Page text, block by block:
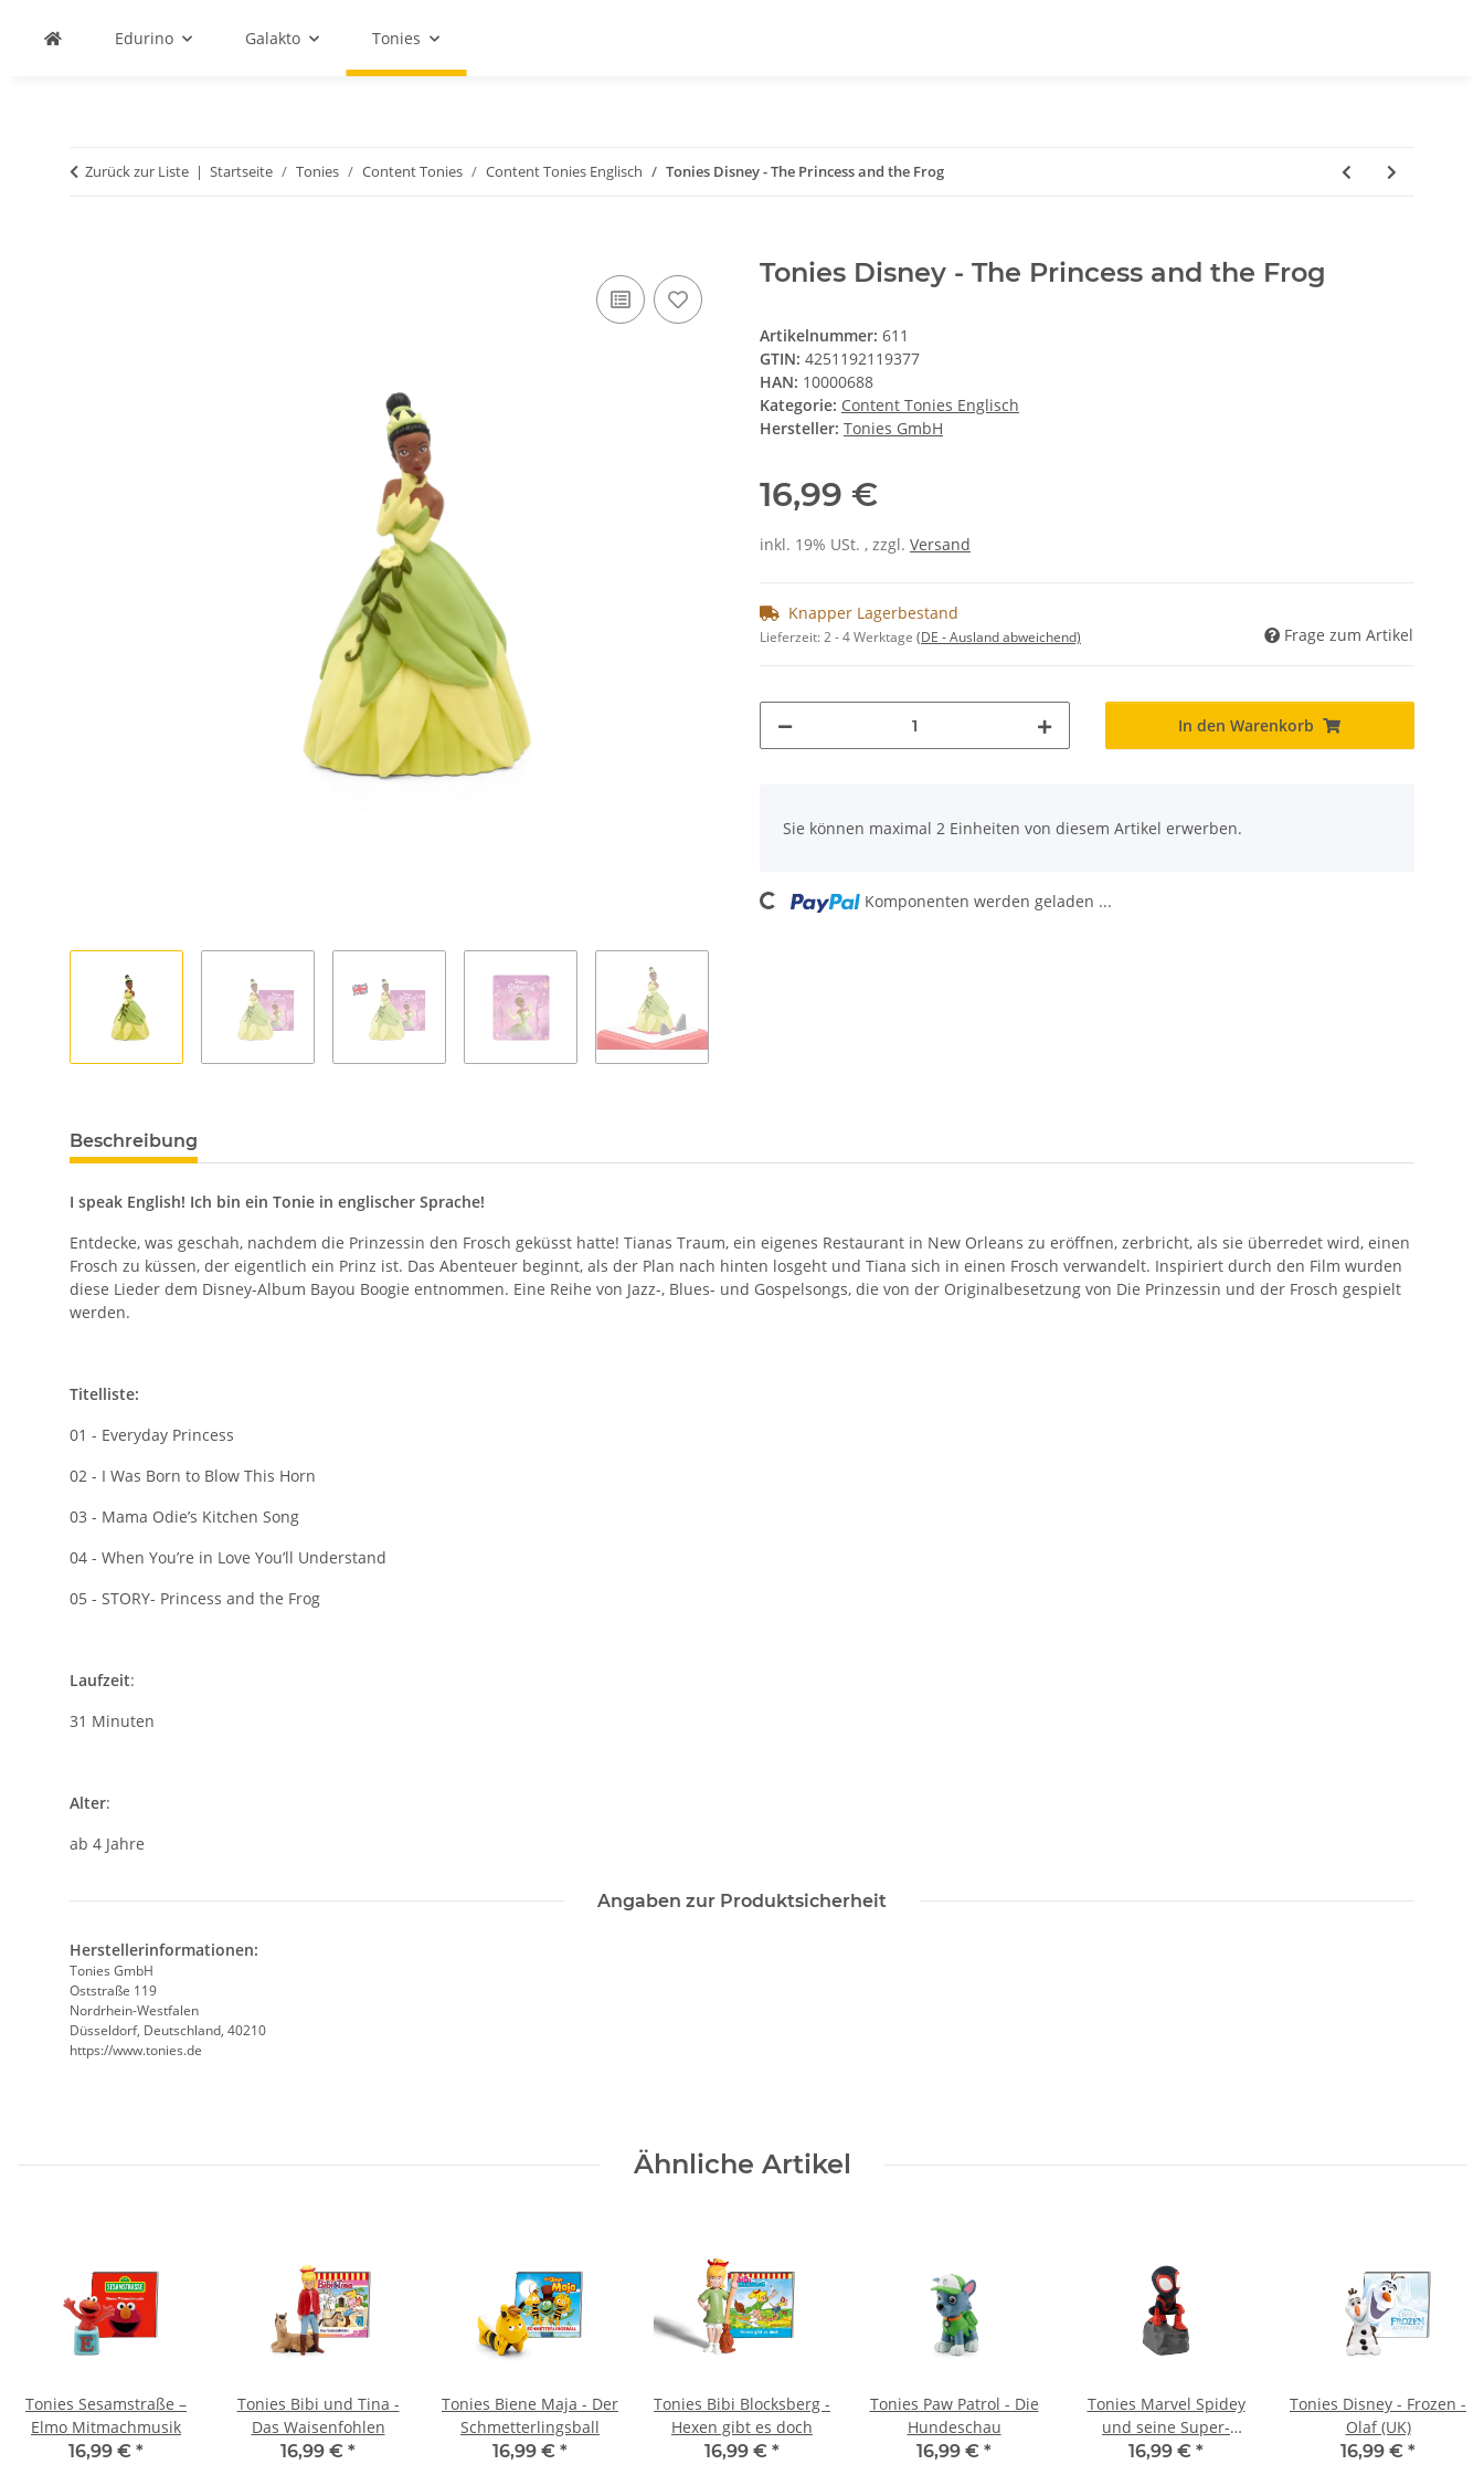
Edurino Galakto Tonies
Zurück zur Liste Startseite Tonies Content Tonies Content Tonies Englisch Tonies Disney - The Princess and the Frog
Tonies Disney - The Princess and the Frog
Artikelnummer: 611
GTIN: 4251192119377
HAN: 10000688
Kategorie: Content Tonies Englisch
Hersteller: Tonies GmbH
16,99 €
inkl. 19% USt. , zzgl. Versand
Knapper Lagerbestand
Lieferzeit:2 - 4 Werktage (DE - Ausland abweichend) Frage zum Artikel
In den Warenkorb
Sie können maximal 2 Einheiten von diesem Artikel erwerben.
Loading... Komponenten werden geladen ...
Beschreibung
I speak English! Ich bin ein Tonie in englischer Sprache!
Entdecke, was geschah, nachdem die Prinzessin den Frosch geküsst hatte! Tianas Traum, ein eigenes Restaurant in New Orleans zu eröffnen, zerbricht, als sie überredet wird, einen
Frosch zu küssen, der eigentlich ein Prinz ist. Das Abenteuer beginnt, als der Plan nach hinten losgeht und Tiana sich in einen Frosch verwandelt. Inspiriert durch den Film wurden
diese Lieder dem Disney-Album Bayou Boogie entnommen. Eine Reihe von Jazz-, Blues- und Gospelsongs, die von der Originalbesetzung von Die Prinzessin und der Frosch gespielt
werden.
Titelliste:
01 - Everyday Princess
02 - I Was Born to Blow This Horn
03 - Mama Odie’s Kitchen Song
04 - When You’re in Love You’ll Understand
05 - STORY- Princess and the Frog
Laufzeit:
31 Minuten
Alter:
ab 4 Jahre
Angaben zur Produktsicherheit
Herstellerinformationen:
Tonies GmbH
Oststraße 119
Nordrhein-Westfalen
Düsseldorf, Deutschland, 40210
https://www.tonies.de
Ähnliche Artikel
Tonies Sesamstraße –
Elmo Mitmachmusik
16,99 € *
Tonies Bibi und Tina -
Das Waisenfohlen
16,99 € *
Tonies Biene Maja - Der
Schmetterlingsball
16,99 € *
Tonies Bibi Blocksberg -
Hexen gibt es doch
16,99 € *
Tonies Paw Patrol - Die
Hundeschau
16,99 € *
Tonies Marvel Spidey
und seine Super-
Freunde - Doc Ocks
16,99 € *
Tonies Disney - Frozen -
Olaf (UK)
16,99 € *